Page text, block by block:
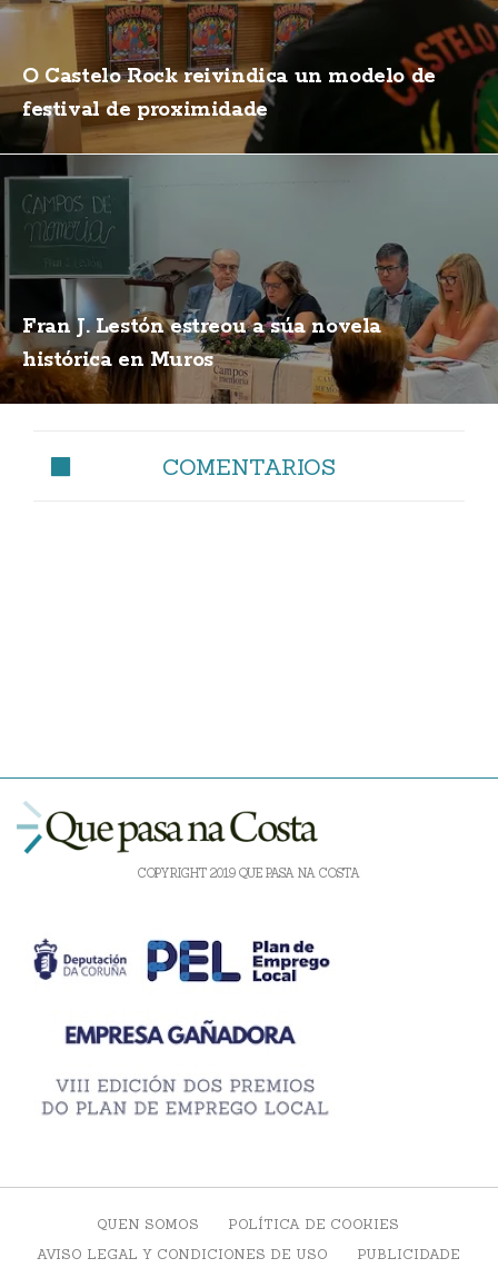
O Castelo Rock reivindica un modelo de
festival de proximidade
Fran J. Lestón estreou a súa novela
histórica en Muros
COMENTARIOS
COPYRIGHT 2019 QUE PASA NA COSTA
QUEN SOMOS
POLÍTICA DE COOKIES
AVISO LEGAL Y CONDICIONES DE USO
PUBLICIDADE